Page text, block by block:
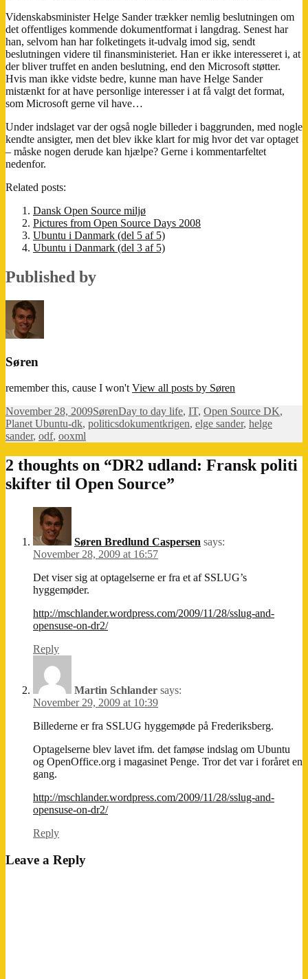
Videnskabsminister Helge Sander trækker nemlig beslutningen om
det offentliges kommende dokumentformat i langdrag. Senest har
han, selvom han har folketingets it-udvalg imod sig, sendt
beslutningen videre til finansministeriet. Han er ikke interesseret i, at
der bliver truffet en anden beslutning, end den Microsoft støtter.
Hvis man ikke vidste bedre, kunne man have Helge Sander
mistænkt for at have personlige interesser i at få valgt det format,
som Microsoft gerne vil have…
Under indslaget var der også nogle billeder i baggrunden, med nogle
kendte ansigter, men det blev ikke klart for mig hvor det var optaget
– måske nogen derude kan hjælpe? Gerne i kommentarfeltet
nedenfor.
Related posts:
Dansk Open Source miljø
Pictures from Open Source Days 2008
Ubuntu i Danmark (del 5 af 5)
Ubuntu i Danmark (del 3 af 5)
Published by
Søren
remember this, cause I won't View all posts by Søren
Posted
on
November 28, 2009Author
SørenCategories
Day to day life, IT, Open Source DK,
Planet Ubuntu-dk, politicsTags
dokumentkrigen, elge sander, helge
sander, odf, ooxml
2 thoughts on “DR2 udland: Fransk politi
skifter til Open Source”
Søren Bredlund Caspersen says:
November 28, 2009 at 16:57
Det viser sig at optagelserne er fra et af SSLUG’s
hyggemøder.
http://mschlander.wordpress.com/2009/11/28/sslug-and-
opensuse-on-dr2/
Reply
Martin Schlander says:
November 29, 2009 at 10:39
Billederne er fra SSLUG hyggemøde på Frederiksberg.
Optagelserne blev lavet ifm. det famøse indslag om Ubuntu
og OpenOffice.org i magasinet Penge. Tror det var i foråret en
gang.
http://mschlander.wordpress.com/2009/11/28/sslug-and-
opensuse-on-dr2/
Reply
Leave a Reply